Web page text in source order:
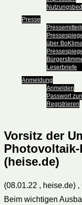
Presse
über
Leserbriefe
Anmeldung
Anmelden
Passwort
Registrieren
Vorsitz der
(heise.de)
(08.01.22 , heise.de) ,
Beim wichtigen